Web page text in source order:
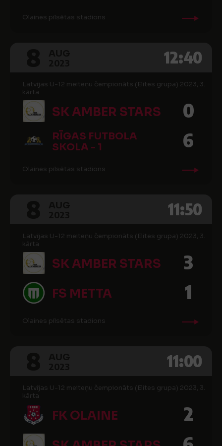
Olaines pilsētas stadions
12:40
Latvijas U-12 meiteņu čempionāts (Elites grupa) 2023, 3.
kārta
SK AMBER STARS 0
RĪGAS FUTBOLA
SKOLA - 1
6
Olaines pilsētas stadions
11:50
Latvijas U-12 meiteņu čempionāts (Elites grupa) 2023, 3.
kārta
SK AMBER STARS 3
FS METTA 1
Olaines pilsētas stadions
11:00
Latvijas U-12 meiteņu čempionāts (Elites grupa) 2023, 3.
kārta
FK OLAINE 2